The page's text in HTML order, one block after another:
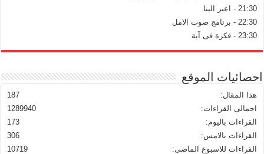
21:30 - اعبر الينا
22:30 - برنامج صوت الامل
23:30 - فكرة فى آية
احصائيات الموقع
187
هذا المقال:
1289940
اجمالى القراءات:
173
القراءات باليوم:
306
القراءات بالامس:
10719
القراءات للاسبوع الماضى: